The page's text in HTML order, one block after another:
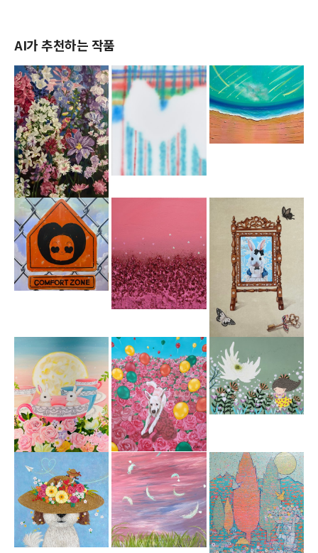
AI가 추천하는 작품